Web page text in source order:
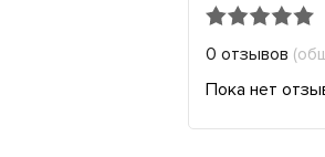
0 отзывов
Пока нет